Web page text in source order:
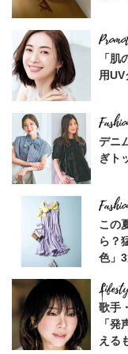
「
用UV
デニ
ぎト
この
ら？
色」
歌手
「
える